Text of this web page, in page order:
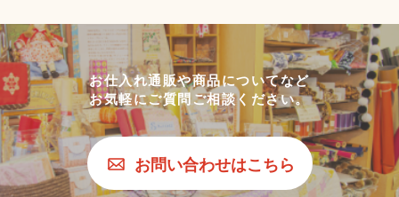
お仕入れ通販や商品についてなど
お気軽にご質問ご相談ください。
お問い合わせはこちら